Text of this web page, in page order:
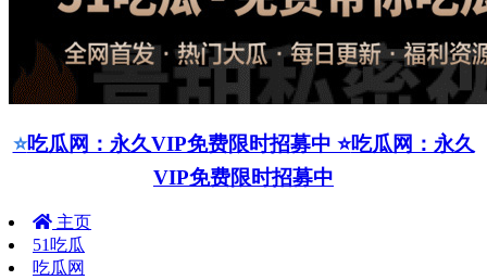
⭐吃瓜网：永久VIP免费限时招募中 ⭐吃瓜网：永久
VIP免费限时招募中
主页
51吃瓜
吃瓜网